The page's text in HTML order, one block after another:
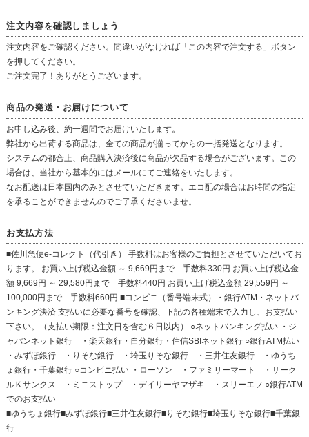
注文内容を確認しましょう
注文内容をご確認ください。間違いがなければ「この内容で注文する」ボタン
を押してください。
ご注文完了！ありがとうございます。
商品の発送・お届けについて
お申し込み後、約一週間でお届けいたします。
弊社から出荷する商品は、全ての商品が揃ってからの一括発送となります。
システムの都合上、商品購入決済後に商品が欠品する場合がございます。この
場合は、当社から基本的にはメールにてご連絡をいたします。
なお配送は日本国内のみとさせていただきます。エコ配の場合はお時間の指定
を承ることができませんのでご了承くださいませ。
お支払方法
■佐川急便e-コレクト（代引き） 手数料はお客様のご負担とさせていただいてお
ります。 お買い上げ税込金額 ～ 9,669円まで 手数料330円 お買い上げ税込金
額 9,669円 ～ 29,580円まで 手数料440円 お買い上げ税込金額 29,559円 ～
100,000円まで 手数料660円 ■コンビニ（番号端末式）・銀行ATM・ネットバ
ンキング決済 支払いに必要な番号を確認、下記の各種端末で入力し、お支払い
下さい。（支払い期限：注文日を含む６日以内） ○ネットバンキング払い ・ジ
ャパンネット銀行 ・楽天銀行・自分銀行・住信SBIネット銀行 ○銀行ATM払い
・みずほ銀行 ・りそな銀行 ・埼玉りそな銀行 ・三井住友銀行 ・ゆうち
ょ銀行・千葉銀行 ○コンビニ払い ・ローソン ・ファミリーマート ・サーク
ルＫサンクス ・ミニストップ ・デイリーヤマザキ ・スリーエフ ○銀行ATM
でのお支払い
■ゆうちょ銀行■みずほ銀行■三井住友銀行■りそな銀行■埼玉りそな銀行■千葉銀
行